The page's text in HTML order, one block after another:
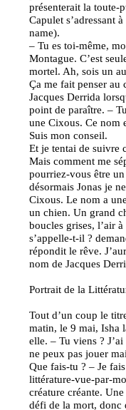
présenterait la toute-
Capulet s’adressant
name).
– Tu es toi-même,
Montague. C’est
mortel. Ah, sois un
Ça me fait penser au
Jacques Derrida
point de paraître. –
une Cixous. Ce nom
Suis mon conseil.
Et je tentai de suivre
Mais comment me
pourriez-vous être
désormais Jonas je
Cixous. Le nom a
un chien. Un grand
boucles grises, l’air
s’appelle-t-il ?
répondit le rêve.
nom de Jacques
Portrait de la
Tout d’un coup le
matin, le 9 mai, Isha
elle. – Tu viens ?
ne peux pas jouer
Que fais-tu ? – Je
littérature-vue-par-
créature créante.
défi de la mort, donc